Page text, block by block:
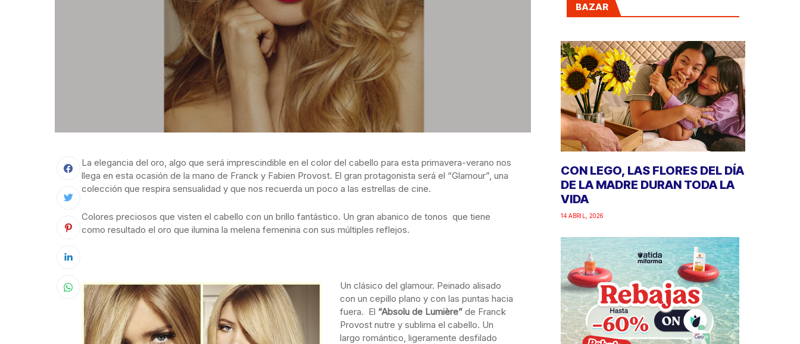
La elegancia del oro, algo que será imprescindible en el color del cabello para esta primavera-verano nos
llega en esta ocasión de la mano de Franck y Fabien Provost. El gran protagonista será el “Glamour”, una
colección que respira sensualidad y que nos recuerda un poco a las estrellas de cine.
Colores preciosos que visten el cabello con un brillo fantástico. Un gran abanico de tonos que tiene
como resultado el oro que ilumina la melena femenina con sus múltiples reflejos.
Un clásico del glamour. Peinado alisado
con un cepillo plano y con las puntas hacia
fuera. El “Absolu de Lumière” de Franck
Provost nutre y sublima el cabello. Un
largo romántico, ligeramente desfilado
BAZAR
CON LEGO, LAS FLORES DEL DÍA
DE LA MADRE DURAN TODA LA
VIDA
14 ABRIL, 2026